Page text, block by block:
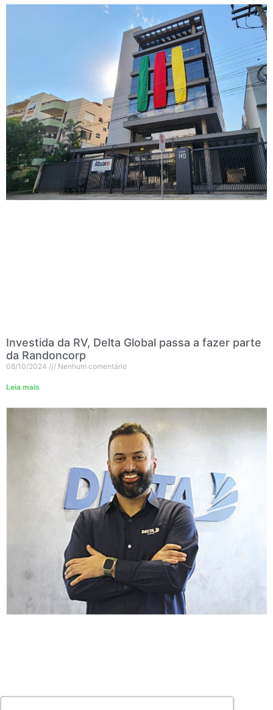
Investida da RV, Delta Global passa a fazer parte
da Randoncorp
08/10/2024 Nenhum comentário
Leia mais